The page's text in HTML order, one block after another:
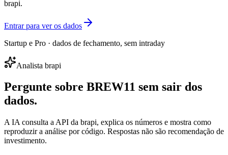
brapi.
Entrar para ver os dados
Startup e Pro · dados de fechamento, sem intraday
Analista brapi
Pergunte sobre BREW11 sem sair dos
dados.
A IA consulta a API da brapi, explica os números e mostra como
reproduzir a análise por código. Respostas não são recomendação de
investimento.